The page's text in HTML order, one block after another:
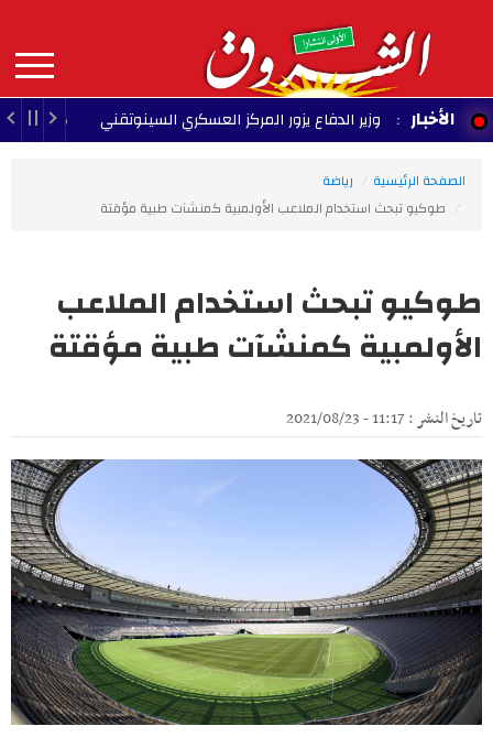
contenu
principal
MAIN
NAVIGATION الأخبار
وزير الدفاع يزور المركز العسكري السينوتقني 23:05 - 2026/08/07
الصفحة الرئيسية
رياضة
طوكيو تبحث استخدام الملاعب الأولمبية كمنشآت طبية مؤقتة
طوكيو تبحث استخدام الملاعب
الأولمبية كمنشآت طبية مؤقتة
تاريخ النشر : 11:17 - 2021/08/23